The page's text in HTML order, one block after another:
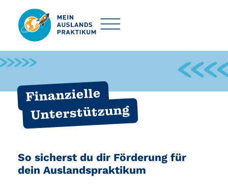
Finanzielle
Unterstützung
So sicherst du dir Förderung für
dein Auslandspraktikum